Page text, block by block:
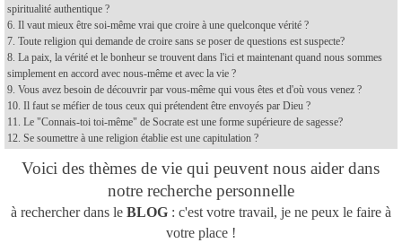
spiritualité authentique ?
6. Il vaut mieux être soi-même vrai que croire à une quelconque vérité ?
7. Toute religion qui demande de croire sans se poser de questions est suspecte?
8. La paix, la vérité et le bonheur se trouvent dans l'ici et maintenant quand nous sommes
simplement en accord avec nous-même et avec la vie ?
9. Vous avez besoin de découvrir par vous-même qui vous êtes et d'où vous venez ?
10. Il faut se méfier de tous ceux qui prétendent être envoyés par Dieu ?
11. Le "Connais-toi toi-même" de Socrate est une forme supérieure de sagesse?
12. Se soumettre à une religion établie est une capitulation ?
Voici des thèmes de vie qui peuvent nous aider dans
notre recherche personnelle
à rechercher dans le BLOG: c'est votre travail, je ne peux le faire à
votre place !